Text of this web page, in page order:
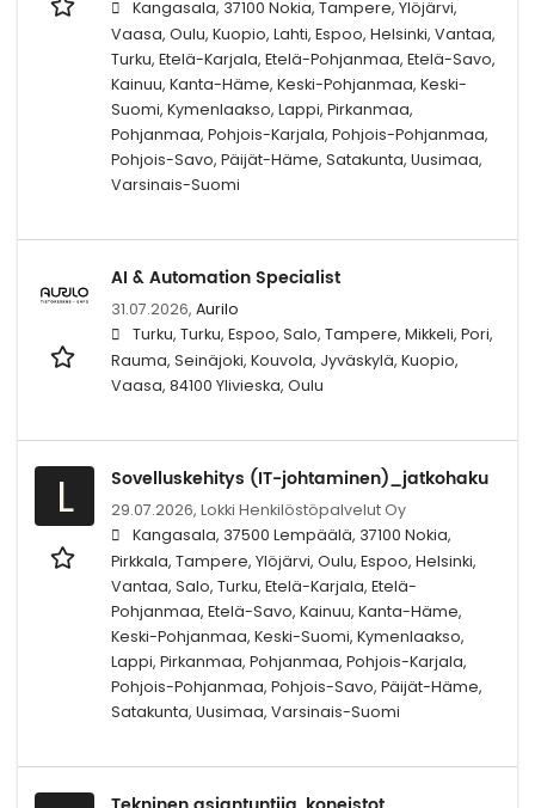
Kangasala, 37100 Nokia, Tampere, Ylöjärvi,
Vaasa, Oulu, Kuopio, Lahti, Espoo, Helsinki, Vantaa,
Turku, Etelä-Karjala, Etelä-Pohjanmaa, Etelä-Savo,
Kainuu, Kanta-Häme, Keski-Pohjanmaa, Keski-
Suomi, Kymenlaakso, Lappi, Pirkanmaa,
Pohjanmaa, Pohjois-Karjala, Pohjois-Pohjanmaa,
Pohjois-Savo, Päijät-Häme, Satakunta, Uusimaa,
Varsinais-Suomi
AI & Automation Specialist
31.07.2026, Aurilo
Turku, Turku, Espoo, Salo, Tampere, Mikkeli, Pori,
Rauma, Seinäjoki, Kouvola, Jyväskylä, Kuopio,
Vaasa, 84100 Ylivieska, Oulu
L Sovelluskehitys (IT-johtaminen)_jatkohaku
29.07.2026, Lokki Henkilöstöpalvelut Oy
Kangasala, 37500 Lempäälä, 37100 Nokia,
Pirkkala, Tampere, Ylöjärvi, Oulu, Espoo, Helsinki,
Vantaa, Salo, Turku, Etelä-Karjala, Etelä-
Pohjanmaa, Etelä-Savo, Kainuu, Kanta-Häme,
Keski-Pohjanmaa, Keski-Suomi, Kymenlaakso,
Lappi, Pirkanmaa, Pohjanmaa, Pohjois-Karjala,
Pohjois-Pohjanmaa, Pohjois-Savo, Päijät-Häme,
Satakunta, Uusimaa, Varsinais-Suomi